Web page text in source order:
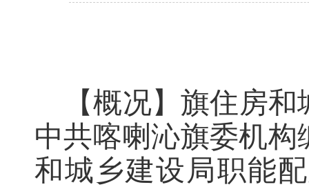
【概况】旗住房
中共喀喇沁旗委机
和城乡建设局职能